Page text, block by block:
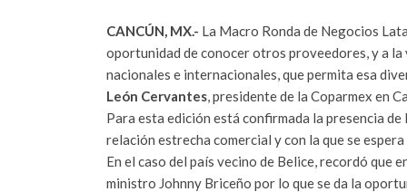
CANCÚN, MX.- La Macro Ronda de Negocios
oportunidad de conocer otros proveedores, y a
nacionales e internacionales, que permita esa
León Cervantes, presidente de la Coparmex en
Para esta edición está confirmada la presencia de
relación estrecha comercial y con la que se
En el caso del país vecino de Belice, recordó
ministro Johnny Briceño por lo que se da la